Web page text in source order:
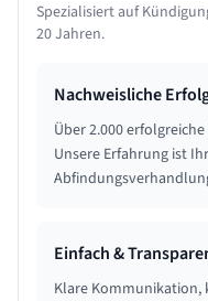
Spezialisiert auf
20 Jahren.
Nachweisliche
Über 2.000
Unsere Erfahrung ist
Einfach &
Klare Kommunikation,